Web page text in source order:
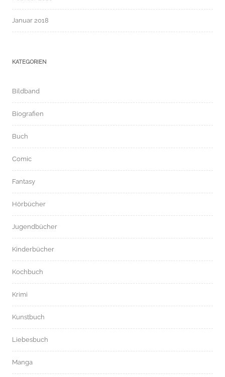
Januar 2018
KATEGORIEN
Bildband
Biografien
Buch
Comic
Fantasy
Hörbücher
Jugendbücher
Kinderbücher
Kochbuch
Krimi
Kunstbuch
Liebesbuch
Manga